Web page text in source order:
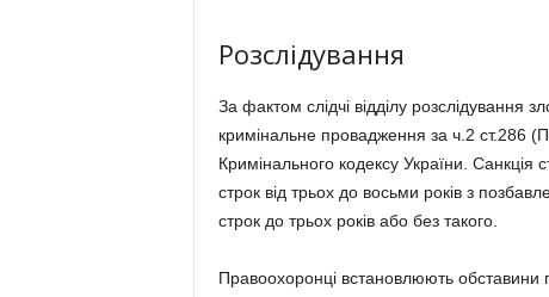
Розслідування
За фактом слідчі відділу розслідування
кримінальне провадження за ч.2 ст.286
Кримінального кодексу України. Санкція
строк від трьох до восьми років з
строк до трьох років або без такого.
Правоохоронці встановлюють обставини